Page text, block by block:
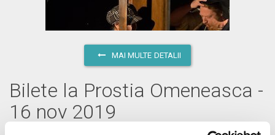
MAI MULTE DETALII
Bilete la Prostia Omeneasca -
16 nov 2019